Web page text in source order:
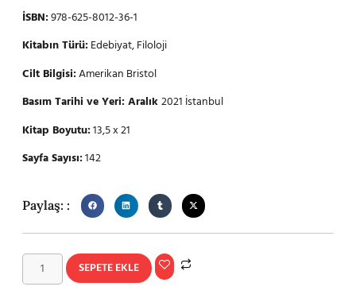
İSBN:978-625-8012-36-1
Kitabın Türü:Edebiyat, Filoloji
Cilt Bilgisi:Amerikan Bristol
Basım Tarihi ve Yeri: Aralık2021 İstanbul
Kitap Boyutu:13,5 x 21
Sayfa Sayısı:142
Paylaş: :
SEPETE EKLE